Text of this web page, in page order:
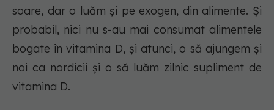
soare, dar o luăm și pe exogen, din alimente. Și
probabil, nici nu s-au mai consumat alimentele
bogate în vitamina D, și atunci, o să ajungem și
noi ca nordicii și o să luăm zilnic supliment de
vitamina D.